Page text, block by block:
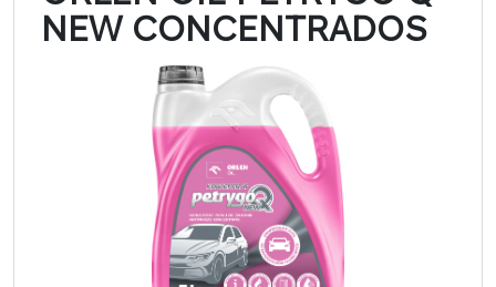
NEW CONCENTRADOS